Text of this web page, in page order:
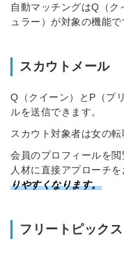
自動マッチングはQ（
ュラー）が対象の機能で
スカウトメール
Q（クイーン）とP（プ
ルを送信できます。
スカウト対象者は女の転
会員のプロフィールを
人材に直接アプローチ
りやすくなります。
フリートピックス